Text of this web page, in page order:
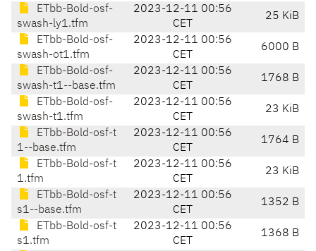
ETbb-Bold-osf-
swash-ly1.tfm
2023-12-11 00:56
CET
25 KiB
ETbb-Bold-osf-
swash-ot1.tfm
2023-12-11 00:56
CET
6000 B
ETbb-Bold-osf-
swash-t1--base.tfm
2023-12-11 00:56
CET
1768 B
ETbb-Bold-osf-
swash-t1.tfm
2023-12-11 00:56
CET
23 KiB
ETbb-Bold-osf-t
1--base.tfm
2023-12-11 00:56
CET
1764 B
ETbb-Bold-osf-t
1.tfm
2023-12-11 00:56
CET
23 KiB
ETbb-Bold-osf-t
s1--base.tfm
2023-12-11 00:56
CET
1352 B
ETbb-Bold-osf-t
s1.tfm
2023-12-11 00:56
CET
1368 B